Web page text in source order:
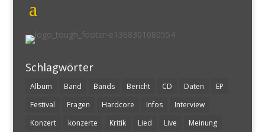
Schlagwörter
Album Band Bands Bericht CD Daten
EP
Festival
Fragen Hardcore Infos
Interview
Konzert
konzerte Kritik Lied Live
Meinung